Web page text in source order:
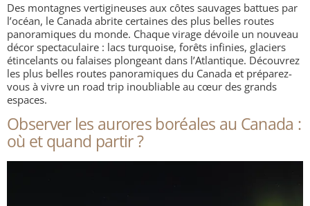
Des montagnes vertigineuses aux côtes sauvages battues par
l’océan, le Canada abrite certaines des plus belles routes
panoramiques du monde. Chaque virage dévoile un nouveau
décor spectaculaire : lacs turquoise, forêts infinies, glaciers
étincelants ou falaises plongeant dans l’Atlantique. Découvrez
les plus belles routes panoramiques du Canada et préparez-
vous à vivre un road trip inoubliable au cœur des grands
espaces.
Observer les aurores boréales au Canada :
où et quand partir ?